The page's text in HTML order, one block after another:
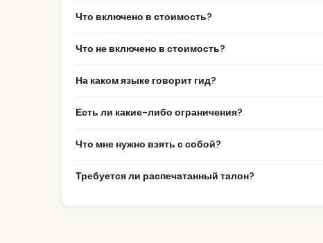
Что включено в стоимость?
Что не включено в стоимость?
На каком языке говорит гид?
Есть ли какие-либо ограничения?
Что мне нужно взять с собой?
Требуется ли распечатанный талон?